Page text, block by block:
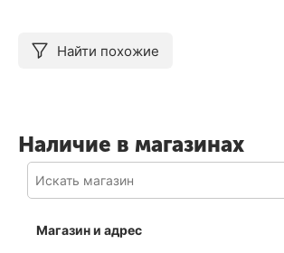
Найти похожие
Наличие в магазинах
Магазин и адрес